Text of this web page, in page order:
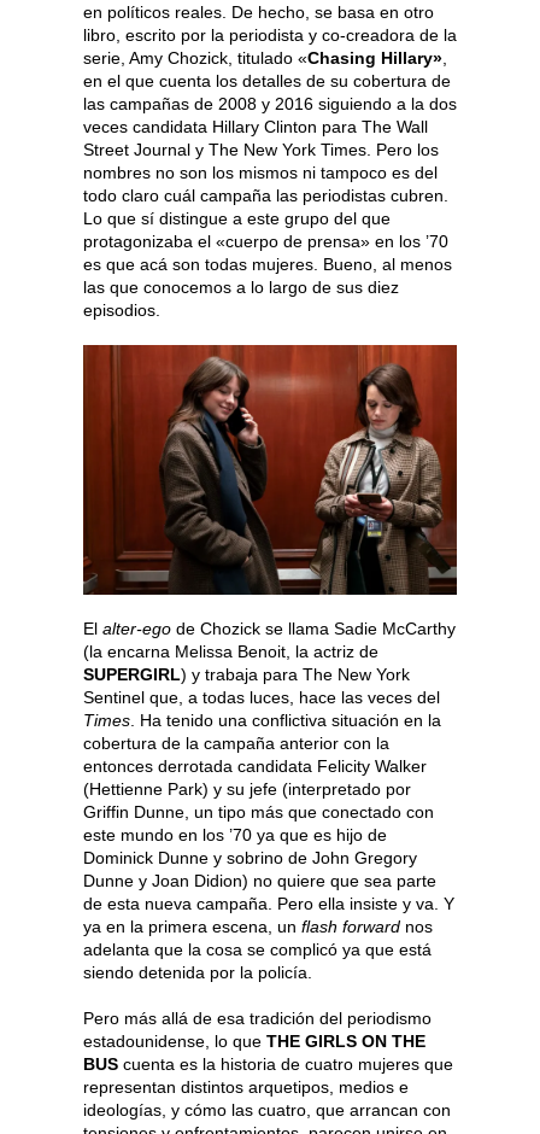
en políticos reales. De hecho, se basa en otro
libro, escrito por la periodista y co-creadora de la
serie, Amy Chozick, titulado «Chasing Hillary»
en el que cuenta los detalles de su cobertura de
las campañas de 2008 y 2016 siguiendo a la dos
veces candidata Hillary Clinton para The Wall
Street Journal y The New York Times. Pero los
nombres no son los mismos ni tampoco es del
todo claro cuál campaña las periodistas cubren.
Lo que sí distingue a este grupo del que
protagonizaba el «cuerpo de prensa» en los ’70
es que acá son todas mujeres. Bueno, al menos
las que conocemos a lo largo de sus diez
episodios.
El alter-ego de Chozick se llama Sadie McCarthy
(la encarna Melissa Benoit, la actriz de
SUPERGIRL) y trabaja para The New York
Sentinel que, a todas luces, hace las veces del
Times . Ha tenido una conflictiva situación en la
cobertura de la campaña anterior con la
entonces derrotada candidata Felicity Walker
(Hettienne Park) y su jefe (interpretado por
Griffin Dunne, un tipo más que conectado con
este mundo en los ’70 ya que es hijo de
Dominick Dunne y sobrino de John Gregory
Dunne y Joan Didion) no quiere que sea parte
de esta nueva campaña. Pero ella insiste y va. Y
ya en la primera escena, un flash forward nos
adelanta que la cosa se complicó ya que está
siendo detenida por la policía.
Pero más allá de esa tradición del periodismo
estadounidense, lo que THE GIRLS ON THE
BUS cuenta es la historia de cuatro mujeres que
representan distintos arquetipos, medios e
ideologías, y cómo las cuatro, que arrancan con